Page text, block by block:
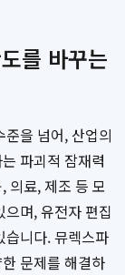
를 바꾸는
을 넘어, 산업의
파괴적 잠재력
의료, 제조 등 모
며, 유전자 편집
습니다. 뮤렉스파
문제를 해결하